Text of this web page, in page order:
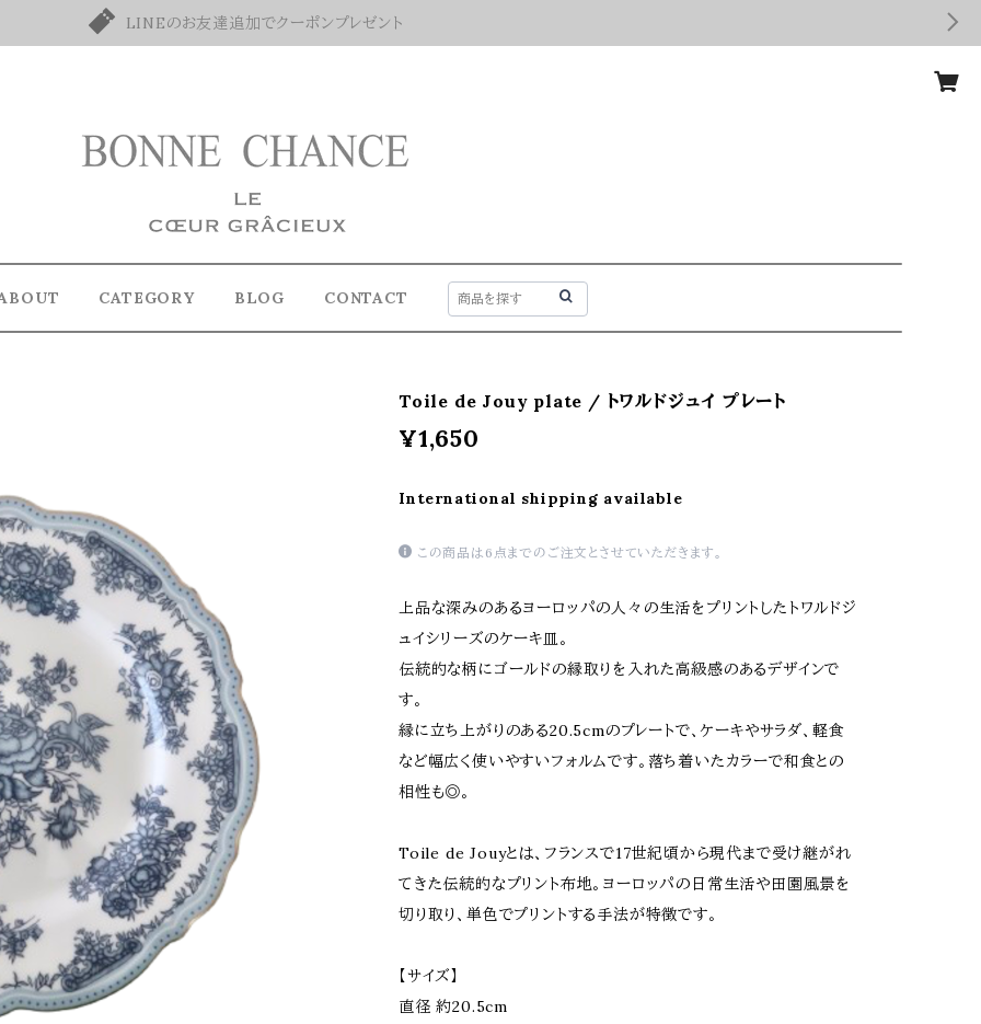
LINEのお友達追加でクーポンプレゼント
CATEGORY BLOG CONTACT
Toile de Jouy plate / トワルドジュイ プレート
¥1,650
International shipping available
この商品は6点までのご注文とさせていただきます。
上品な深みのあるヨーロッパの人々の生活をプリントしたトワルドジ
ュイシリーズのケーキ皿。
伝統的な柄にゴールドの縁取りを入れた高級感のあるデザインで
す。
縁に立ち上がりのある20.5cmのプレートで、ケーキやサラダ、軽食
など幅広く使いやすいフォルムです。落ち着いたカラーで和食との
相性も◎。
Toile de Jouyとは、フランスで17世紀頃から現代まで受け継がれ
てきた伝統的なプリント布地。ヨーロッパの日常生活や田園風景を
切り取り、単色でプリントする手法が特徴です。
【サイズ】
直径 約20.5cm